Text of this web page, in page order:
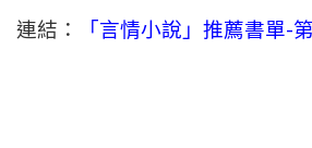
連結： 「言情小說」推薦書單-